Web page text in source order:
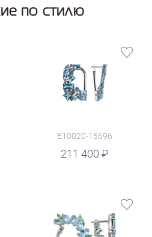
по стилю
E10020-15696
211 400